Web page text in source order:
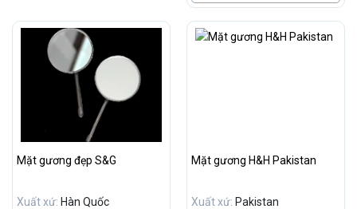
Mặt gương đẹp S&G
Xuất xứ: Hàn Quốc
Mặt gương H&H Pakistan
Xuất xứ: Pakistan